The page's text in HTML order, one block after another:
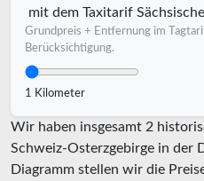
mit dem Taxitarif
Grundpreis + Entfernung im
Berücksichtigung.
1 Kilometer
Wir haben insgesamt 2
Schweiz-Osterzgebirge in der
Diagramm stellen wir die